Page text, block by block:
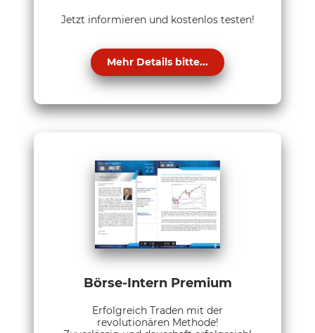
Jetzt informieren und kostenlos testen!
Mehr Details bitte...
Börse-Intern Premium
Erfolgreich Traden mit der
revolutionären Methode!